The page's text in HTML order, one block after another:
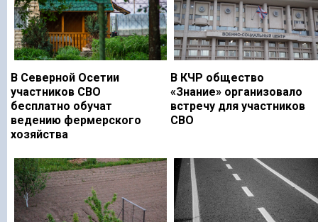
В Северной Осетии
участников СВО
бесплатно обучат
ведению фермерского
хозяйства
В КЧР общество
«Знание» организовало
встречу для участников
СВО